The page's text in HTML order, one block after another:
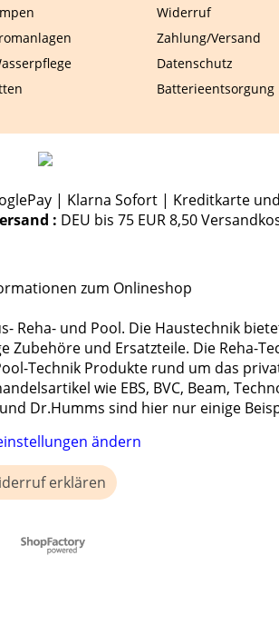
Widerruf
Zahlung/Versand
Datenschutz
Batterieentsorgung
| Klarna Sofort | Kreditkarte
: DEU bis 75 EUR 8,50
zum Onlineshop
Reha- und Pool. Die Haustechnik
Zubehöre und Ersatzteile. Die Reha-
Technik Produkte rund um das
wie EBS, BVC, Beam,
Dr.Humms sind hier nur einige
ändern
erklären
mit ShopFactory Shop Software.